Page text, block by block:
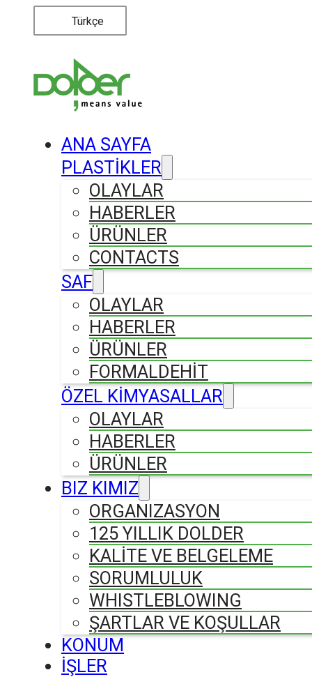
Türkçe
ANA SAYFA
PLASTİKLER
OLAYLAR
HABERLER
ÜRÜNLER
CONTACTS
SAF
OLAYLAR
HABERLER
ÜRÜNLER
FORMALDEHIT
ÖZEL KİMYASALLAR
OLAYLAR
HABERLER
ÜRÜNLER
BIZ KIMIZ
ORGANIZASYON
125 YILLIK DOLDER
KALİTE VE BELGELEME
SORUMLULUK
WHISTLEBLOWING
ŞARTLAR VE KOŞULLAR
KONUM
İŞLER